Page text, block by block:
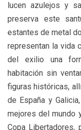
lucen azulejos y
preserva este
estantes de metal
representan la vida
del exilio una
habitación sin
figuras históricas,
de España y
mejores del mundo
Copa Libertadores,